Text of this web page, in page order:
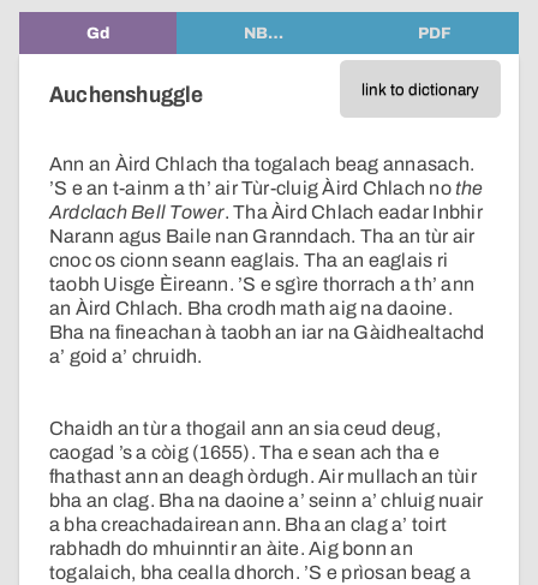
Gd NB… PDF
link to dictionary
Auchenshuggle
Ann an Àird Chlach tha togalach beag annasach.
’S e an t-ainm a th’ air Tùr-cluig Àird Chlach no the
Ardclach Bell Tower. Tha Àird Chlach eadar Inbhir
Narann agus Baile nan Granndach. Tha an tùr air
cnoc os cionn seann eaglais. Tha an eaglais ri
taobh Uisge Èireann. ’S e sgìre thorrach a th’ ann
an Àird Chlach. Bha crodh math aig na daoine.
Bha na fineachan à taobh an iar na Gàidhealtachd
a’ goid a’ chruidh.
Chaidh an tùr a thogail ann an sia ceud deug,
caogad ’s a còig (1655). Tha e sean ach tha e
fhathast ann an deagh òrdugh. Air mullach an tùir
bha an clag. Bha na daoine a’ seinn a’ chluig nuair
a bha creachadairean ann. Bha an clag a’ toirt
rabhadh do mhuinntir an àite. Aig bonn an
togalaich, bha cealla dhorch. ’S e prìosan beag a